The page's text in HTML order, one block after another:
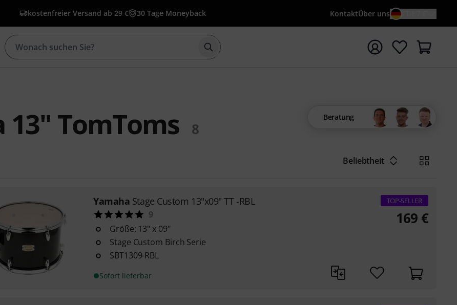
kostenfreier Versand ab 29 € 30 Tage Moneyback KontaktÜber uns
Suche mit Suchwort {searchTerm} starten
13" TomToms 8
Beratung
Beliebtheit
Yamaha Stage Custom 13"x09" TT -RBL
9
Größe: 13" x 09"
Stage Custom Birch Serie
SBT1309-RBL
Sofort lieferbar
TOP-SELLER
169 €